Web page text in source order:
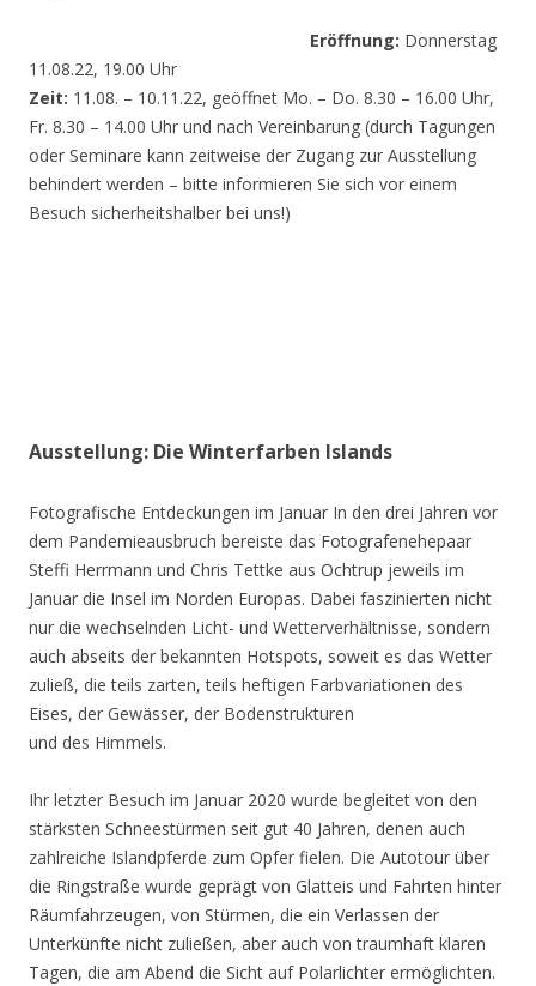
Eröffnung: Donnerstag
11.08.22, 19.00 Uhr
Zeit: 11.08. – 10.11.22, geöffnet Mo. – Do. 8.30 – 16.00 Uhr,
Fr. 8.30 – 14.00 Uhr und nach Vereinbarung (durch Tagungen
oder Seminare kann zeitweise der Zugang zur Ausstellung
behindert werden – bitte informieren Sie sich vor einem
Besuch sicherheitshalber bei uns!)
Ausstellung: Die Winterfarben Islands
Fotografische Entdeckungen im Januar In den drei Jahren vor
dem Pandemieausbruch bereiste das Fotografenehepaar
Steffi Herrmann und Chris Tettke aus Ochtrup jeweils im
Januar die Insel im Norden Europas. Dabei faszinierten nicht
nur die wechselnden Licht- und Wetterverhältnisse, sondern
auch abseits der bekannten Hotspots, soweit es das Wetter
zuließ, die teils zarten, teils heftigen Farbvariationen des
Eises, der Gewässer, der Bodenstrukturen
und des Himmels.
Ihr letzter Besuch im Januar 2020 wurde begleitet von den
stärksten Schneestürmen seit gut 40 Jahren, denen auch
zahlreiche Islandpferde zum Opfer fielen. Die Autotour über
die Ringstraße wurde geprägt von Glatteis und Fahrten hinter
Räumfahrzeugen, von Stürmen, die ein Verlassen der
Unterkünfte nicht zuließen, aber auch von traumhaft klaren
Tagen, die am Abend die Sicht auf Polarlichter ermöglichten.